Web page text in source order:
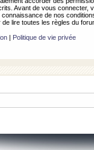
Avant de vous connecter,
de nos
de lire toutes les règles du
| Politique de vie privée